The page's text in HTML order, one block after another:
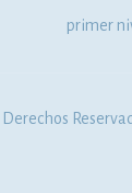
primer